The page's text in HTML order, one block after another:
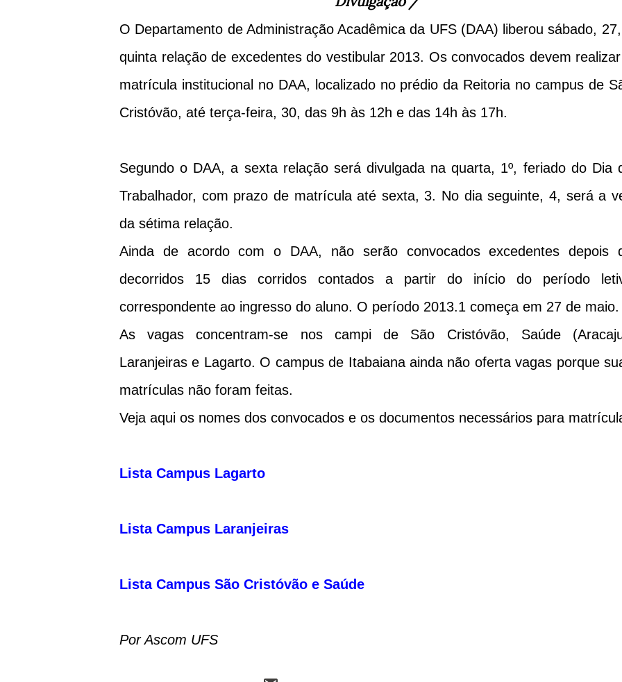
O Departamento de Administração Acadêmica da UFS (DAA) liberou sábado,
quinta relação de excedentes do vestibular 2013. Os convocados devem
matrícula institucional no DAA, localizado no prédio da Reitoria no campus de
Cristóvão, até terça-feira, 30, das 9h às 12h e das 14h às 17h.
Segundo o DAA, a sexta relação será divulgada na quarta, 1º, feriado do Dia
Trabalhador, com prazo de matrícula até sexta, 3. No dia seguinte, 4, será a
da sétima relação.
Ainda de acordo com o DAA, não serão convocados excedentes depois
decorridos 15 dias corridos contados a partir do início do período
correspondente ao ingresso do aluno. O período 2013.1 começa em 27 de maio.
As vagas concentram-se nos campi de São Cristóvão, Saúde
Laranjeiras e Lagarto. O campus de Itabaiana ainda não oferta vagas porque
matrículas não foram feitas.
Veja aqui os nomes dos convocados e os documentos necessários para
Lista Campus Lagarto
Lista Campus Laranjeiras
Lista Campus São Cristóvão e Saúde
Por Ascom UFS